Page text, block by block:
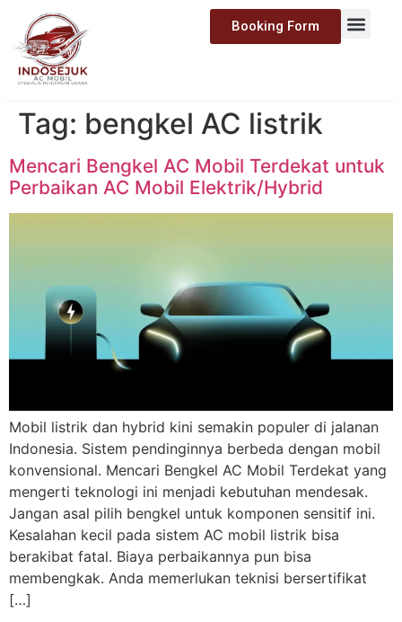
Booking Form
Tag: bengkel AC listrik
Mencari Bengkel AC Mobil Terdekat untuk
Perbaikan AC Mobil Elektrik/Hybrid
Mobil listrik dan hybrid kini semakin populer di jalanan
Indonesia. Sistem pendinginnya berbeda dengan mobil
konvensional. Mencari Bengkel AC Mobil Terdekat yang
mengerti teknologi ini menjadi kebutuhan mendesak.
Jangan asal pilih bengkel untuk komponen sensitif ini.
Kesalahan kecil pada sistem AC mobil listrik bisa
berakibat fatal. Biaya perbaikannya pun bisa
membengkak. Anda memerlukan teknisi bersertifikat
[…]